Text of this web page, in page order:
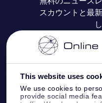
This website uses
We use cookies to
provide social media
レビュー
OSR ギフトカード
法人ギフト
カスタマイズされ
One Million Stars
OSR Starsaver
星間飛行VRアプリ
お支払いに関する
配送に関する情報
返品ポリシ
スカウントと最